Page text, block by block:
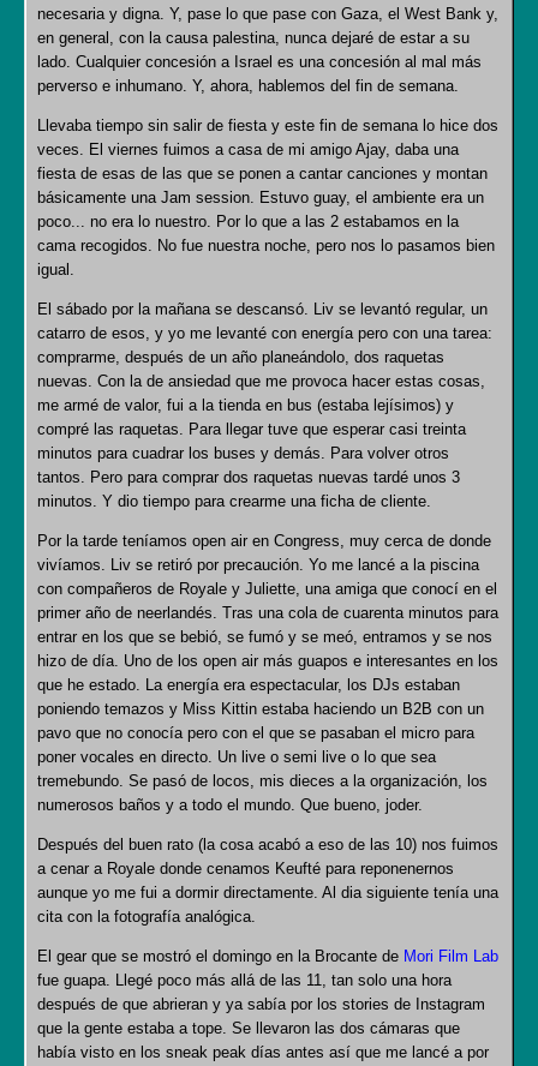
necesaria y digna. Y, pase lo que pase con Gaza, el West Bank y,
en general, con la causa palestina, nunca dejaré de estar a su
lado. Cualquier concesión a Israel es una concesión al mal más
perverso e inhumano. Y, ahora, hablemos del fin de semana.
Llevaba tiempo sin salir de fiesta y este fin de semana lo hice dos
veces. El viernes fuimos a casa de mi amigo Ajay, daba una
fiesta de esas de las que se ponen a cantar canciones y montan
básicamente una Jam session. Estuvo guay, el ambiente era un
poco... no era lo nuestro. Por lo que a las 2 estabamos en la
cama recogidos. No fue nuestra noche, pero nos lo pasamos bien
igual.
El sábado por la mañana se descansó. Liv se levantó regular, un
catarro de esos, y yo me levanté con energía pero con una tarea:
comprarme, después de un año planeándolo, dos raquetas
nuevas. Con la de ansiedad que me provoca hacer estas cosas,
me armé de valor, fui a la tienda en bus (estaba lejísimos) y
compré las raquetas. Para llegar tuve que esperar casi treinta
minutos para cuadrar los buses y demás. Para volver otros
tantos. Pero para comprar dos raquetas nuevas tardé unos 3
minutos. Y dio tiempo para crearme una ficha de cliente.
Por la tarde teníamos open air en Congress, muy cerca de donde
vivíamos. Liv se retiró por precaución. Yo me lancé a la piscina
con compañeros de Royale y Juliette, una amiga que conocí en el
primer año de neerlandés. Tras una cola de cuarenta minutos para
entrar en los que se bebió, se fumó y se meó, entramos y se nos
hizo de día. Uno de los open air más guapos e interesantes en los
que he estado. La energía era espectacular, los DJs estaban
poniendo temazos y Miss Kittin estaba haciendo un B2B con un
pavo que no conocía pero con el que se pasaban el micro para
poner vocales en directo. Un live o semi live o lo que sea
tremebundo. Se pasó de locos, mis dieces a la organización, los
numerosos baños y a todo el mundo. Que bueno, joder.
Después del buen rato (la cosa acabó a eso de las 10) nos fuimos
a cenar a Royale donde cenamos Keufté para reponenernos
aunque yo me fui a dormir directamente. Al dia siguiente tenía una
cita con la fotografía analógica.
El gear que se mostró el domingo en la Brocante de Mori Film Lab
fue guapa. Llegé poco más allá de las 11, tan solo una hora
después de que abrieran y ya sabía por los stories de Instagram
que la gente estaba a tope. Se llevaron las dos cámaras que
había visto en los sneak peak días antes así que me lancé a por